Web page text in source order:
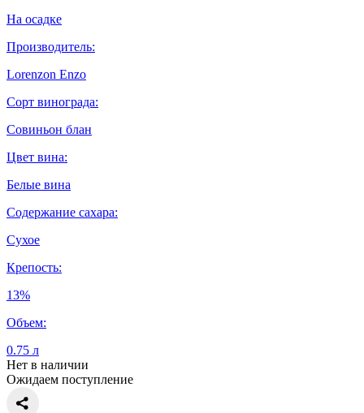
На осадке
Производитель:
Lorenzon Enzo
Сорт винограда:
Совиньон блан
Цвет вина:
Белые вина
Содержание сахара:
Сухое
Крепость:
13%
Объем:
0.75 л
Нет в наличии
Ожидаем поступление